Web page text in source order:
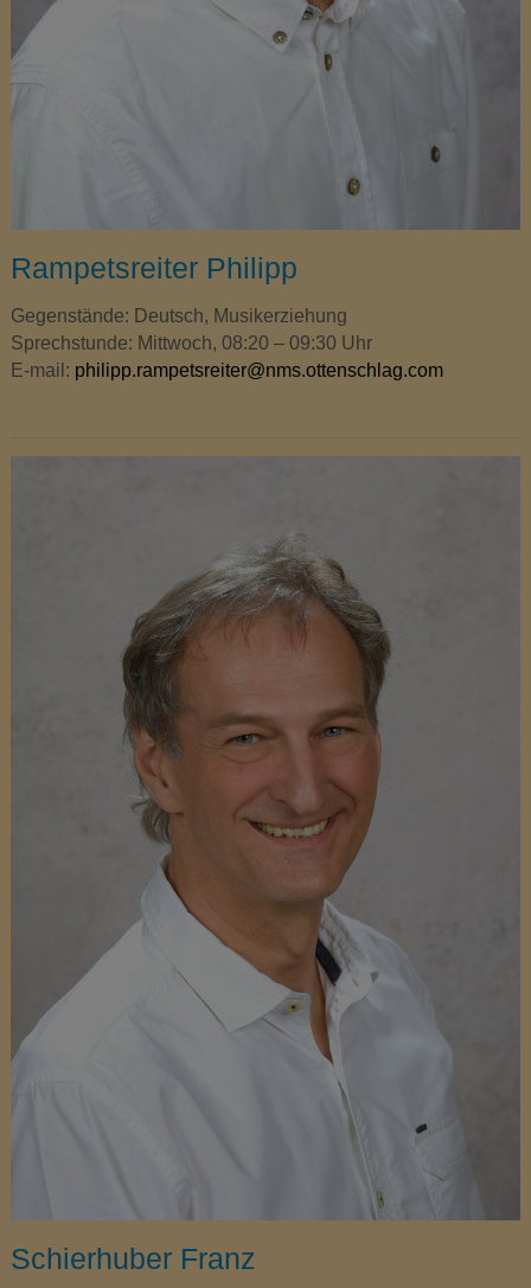
Rampetsreiter Philipp
Gegenstände: Deutsch, Musikerziehung
Sprechstunde: Mittwoch, 08:20 – 09:30 Uhr
E-mail: philipp.rampetsreiter@nms.ottenschlag.com
Schierhuber Franz